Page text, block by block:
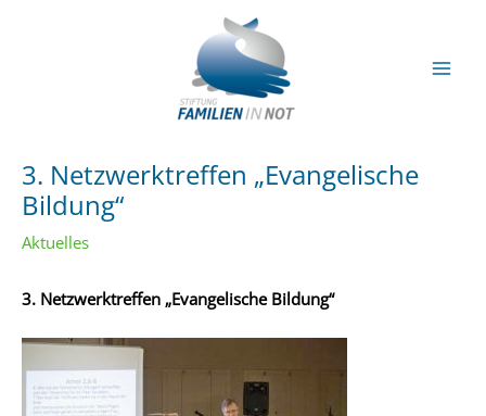
3. Netzwerktreffen „Evangelische
Bildung“
Aktuelles
3. Netzwerktreffen „Evangelische Bildung“